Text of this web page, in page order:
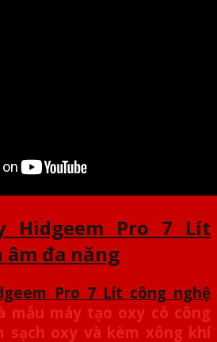
Hidgeem Pro 7 Lít
âm đa năng
Pro 7 Lít công nghệ
mẫu máy tạo oxy có công
sạch oxy và kèm xông khí